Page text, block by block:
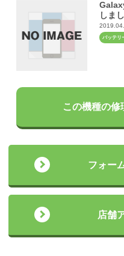
しま
バッテリ
この機種の修
フォー
店舗